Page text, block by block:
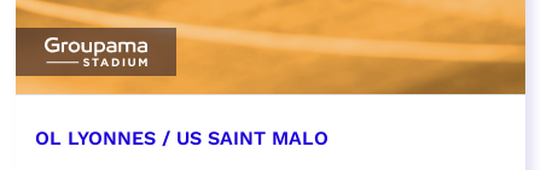
OL LYONNES / US SAINT MALO